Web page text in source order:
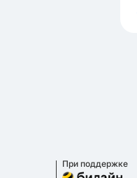
При поддержке